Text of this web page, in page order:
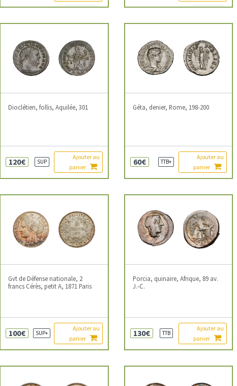
Dioclétien, follis, Aquilée, 301
120€ SUP
Ajouter au
panier
Géta, denier, Rome, 198-200
60€ TTB+
Ajouter au
panier
Gvt de Défense nationale, 2
francs Cérès, petit A, 1871 Paris
100€ SUP+
Ajouter au
panier
Porcia, quinaire, Afrique, 89 av.
J.-C.
130€ TTB
Ajouter au
panier